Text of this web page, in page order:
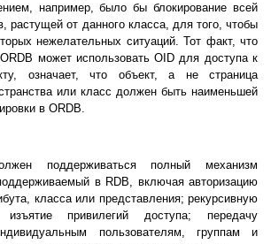
например, было бы блокирование всей
растущей от данного класса, для того, чтобы
нежелательных ситуаций. Тот факт, что
может использовать OID для доступа к
означает, что объект, а не страница
или класс должен быть наименьшей
в ORDB.
поддерживаться полный механизм
в RDB, включая авторизацию
класса или представления; рекурсивную
привилегий доступа; передачу
пользователям, группам и